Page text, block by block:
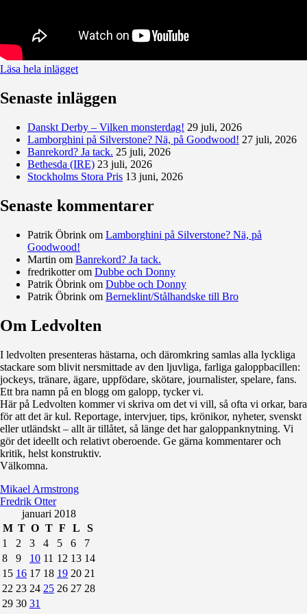
Läsa hela inlägget
Senaste inläggen
Danskt Derby – Vilken monsterdag! 29 juli, 2026
Lamborghini på Silverstone? Nä, på Goodwood! 27 juli, 2026
Banrekord? Ja tack. 25 juli, 2026
Bethesda (IRE) 23 juli, 2026
Stockholms Stora Pris 13 juni, 2026
Senaste kommentarer
Patrik Öbrink om Lamborghini på Silverstone? Nä, på
Goodwood!
Martin om Banrekord? Ja tack.
fredrikotterom Dubbe och Donny
Patrik Öbrink om Dubbe och Donny
Patrik Öbrink om Berneklint/Stålhandske till Bro
Om Ledvolten
I ledvolten presenteras hästarna, och däromkring samlas alla lyckliga
stackare som blivit nersmittade av den ljuvliga, farliga galoppbacillen:
jockeys, tränare, ägare, uppfödare, skötare, journalister, spelare, fans.
Ett bra namn på en blogg om galopp, tycker vi.
Här på Ledvolten kommer vi skriva om det vi vill, så ofta vi orkar, bara
för att det är kul. Reportage, intervjuer, tips, krönikor, nyheter, svenskt
eller utländskt – allt är tillåtet, så länge det har galoppanknytning. Vi
gör det ideellt och relativt oberoende. Ge gärna kommentarer och
kritik, helst konstruktiv.
Välkomna.
Mikael Armstrong
Fredrik Otter
januari 2018
M T O T F L
S
1
2 3 4 5 6
7
8
9 10 11 12 13 14
15 16 17 18 19 20 21
22 23 24 25 26 27 28
29 30 31